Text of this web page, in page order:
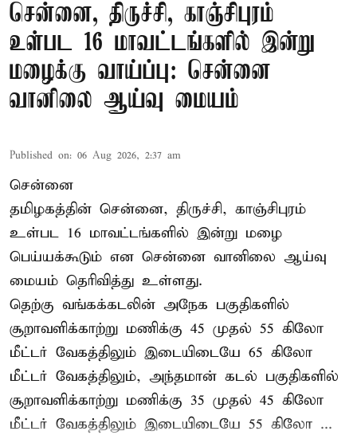
சென்னை, திருச்சி, காஞ்சிபுரம்
உள்பட 16 மாவட்டங்களில் இன்று
மழைக்கு வாய்ப்பு: சென்னை
வானிலை ஆய்வு மையம்
Published on: 06 Aug 2026, 2:37 am
சென்னை
தமிழகத்தின் சென்னை, திருச்சி, காஞ்சிபுரம்
உள்பட 16 மாவட்டங்களில் இன்று மழை
பெய்யக்கூடும் என சென்னை வானிலை ஆய்வு
மையம் தெரிவித்து உள்ளது.
தெற்கு வங்கக்கடலின் அநேக பகுதிகளில்
சூறாவளிக்காற்று மணிக்கு 45 முதல் 55 கிலோ
மீட்டர் வேகத்திலும் இடையிடையே 65 கிலோ
மீட்டர் வேகத்திலும், அந்தமான் கடல் பகுதிகளில்
சூறாவளிக்காற்று மணிக்கு 35 முதல் 45 கிலோ
மீட்டர் வேகத்திலும் இடையிடையே 55 கிலோ ...